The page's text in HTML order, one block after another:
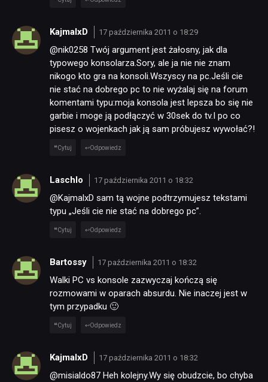
KajmalxD 17 października 2011 o 18:29
@nik0258 Twój argument jest żałosny, jak dla
typowego konsolarza.Sory, ale ja nie nie znam
nikogo kto gra na konsoli.Wszyscy na pc.Jeśli cie
nie stać na dobrego pc to nie wyżalaj się na forum
komentami typu:moja konsola jest lepsza bo się nie
garbie i moge ją podłączyć w 30sek do tv.I po co
pisesz o wojenkach jak ją sam próbujesz wywołać?!
Cytuj Odpowiedz
Laschlo 17 października 2011 o 18:32
@KajmalxD sam tą wojne podtrzymujesz tekstami
typu „Jeśli cie nie stać na dobrego pc”.
Cytuj Odpowiedz
Bartossy 17 października 2011 o 18:32
Walki PC vs konsole zazwyczaj kończą się
rozmowami w oparach absurdu. Nie inaczej jest w
tym przypadku 🙂
Cytuj Odpowiedz
KajmalxD 17 października 2011 o 18:32
@misialdo87 Heh kolejny.Wy się obudzcie, bo chyba